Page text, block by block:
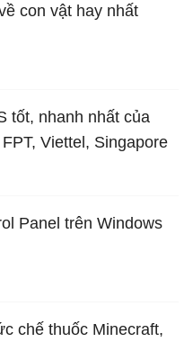
con vật hay nhất
tốt, nhanh nhất của
Viettel, Singapore
Panel trên Windows
chế thuốc Minecraft,